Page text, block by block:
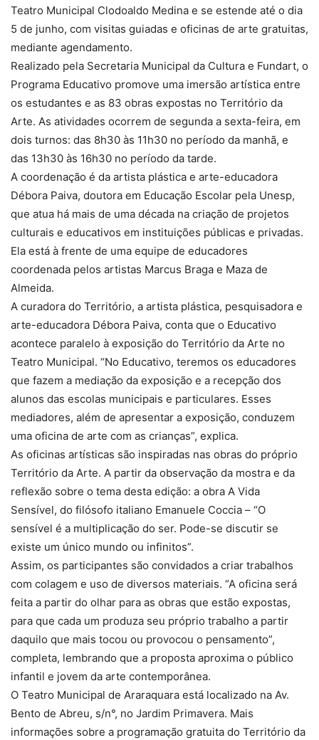
Teatro Municipal Clodoaldo Medina e se estende até o dia
5 de junho, com visitas guiadas e oficinas de arte gratuitas,
mediante agendamento.
Realizado pela Secretaria Municipal da Cultura e Fundart, o
Programa Educativo promove uma imersão artística entre
os estudantes e as 83 obras expostas no Território da
Arte. As atividades ocorrem de segunda a sexta-feira, em
dois turnos: das 8h30 às 11h30 no período da manhã, e
das 13h30 às 16h30 no período da tarde.
A coordenação é da artista plástica e arte-educadora
Débora Paiva, doutora em Educação Escolar pela Unesp,
que atua há mais de uma década na criação de projetos
culturais e educativos em instituições públicas e privadas.
Ela está à frente de uma equipe de educadores
coordenada pelos artistas Marcus Braga e Maza de
Almeida.
A curadora do Território, a artista plástica, pesquisadora e
arte-educadora Débora Paiva, conta que o Educativo
acontece paralelo à exposição do Território da Arte no
Teatro Municipal. “No Educativo, teremos os educadores
que fazem a mediação da exposição e a recepção dos
alunos das escolas municipais e particulares. Esses
mediadores, além de apresentar a exposição, conduzem
uma oficina de arte com as crianças”, explica.
As oficinas artísticas são inspiradas nas obras do próprio
Território da Arte. A partir da observação da mostra e da
reflexão sobre o tema desta edição: a obra A Vida
Sensível, do filósofo italiano Emanuele Coccia – “O
sensível é a multiplicação do ser. Pode-se discutir se
existe um único mundo ou infinitos”.
Assim, os participantes são convidados a criar trabalhos
com colagem e uso de diversos materiais. “A oficina será
feita a partir do olhar para as obras que estão expostas,
para que cada um produza seu próprio trabalho a partir
daquilo que mais tocou ou provocou o pensamento”,
completa, lembrando que a proposta aproxima o público
infantil e jovem da arte contemporânea.
O Teatro Municipal de Araraquara está localizado na Av.
Bento de Abreu, s/n°, no Jardim Primavera. Mais
informações sobre a programação gratuita do Território da